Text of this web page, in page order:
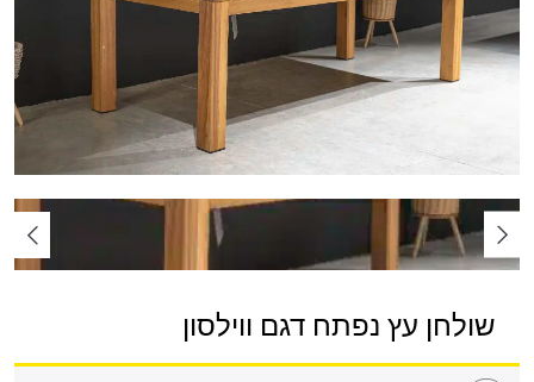
שולחן עץ נפתח דגם ווילסון